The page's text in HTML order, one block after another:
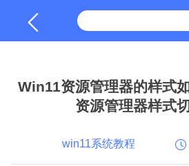
Win11资源管理器的样式
资源管理器样式
win11系统教程